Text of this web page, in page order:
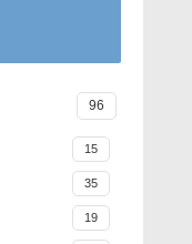
96
15
35
19